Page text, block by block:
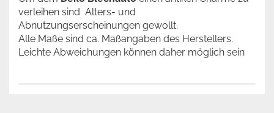
verleihen sind Alters- und
Abnutzungserscheinungen gewollt.
Alle Maße sind ca. Maßangaben des Herstellers.
Leichte Abweichungen können daher möglich sein